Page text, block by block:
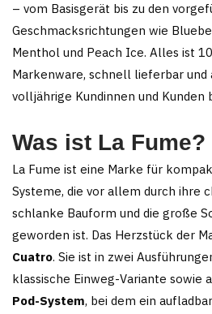
– vom Basisgerät bis zu den
Geschmacksrichtungen wie
Menthol und Peach Ice. Alles ist
Markenware, schnell lieferbar und
volljährige Kundinnen und Kunden
Was ist La Fume?
La Fume ist eine Marke für
Systeme, die vor allem durch ihre
schlanke Bauform und die große
geworden ist. Das Herzstück der
Cuatro. Sie ist in zwei
klassische Einweg-Variante sowie
Pod-System, bei dem ein